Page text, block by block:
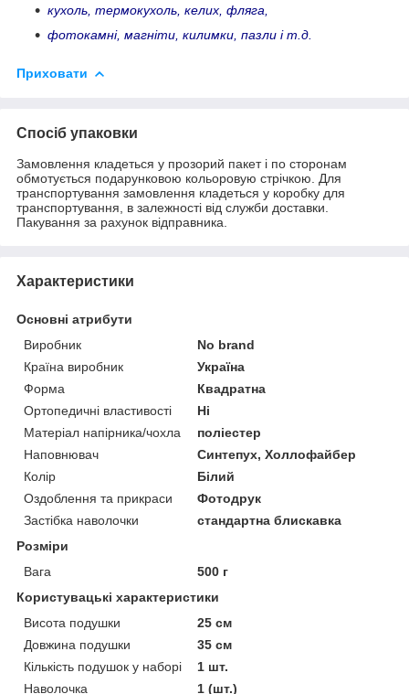
кухоль, термокухоль, келих, фляга,
фотокамні, магніти, килимки, пазли і т.д.
Приховати
Спосіб упаковки
Замовлення кладеться у прозорий пакет і по сторонам
обмотується подарунковою кольоровую стрічкою. Для
транспортування замовлення кладеться у коробку для
транспортування, в залежності від служби доставки.
Пакування за рахунок відправника.
Характеристики
Основні атрибути
Виробник
No brand
Країна виробник
Україна
Форма
Квадратна
Ортопедичні властивості
Ні
Матеріал напірника/чохла
поліестер
Наповнювач
Синтепух, Холлофайбер
Колір
Білий
Оздоблення та прикраси
Фотодрук
Застібка наволочки
стандартна блискавка
Розміри
Вага
500 г
Користувацькі характеристики
Висота подушки
25 см
Довжина подушки
35 см
Кількість подушок у наборі
1 шт.
Наволочка
1 (шт.)